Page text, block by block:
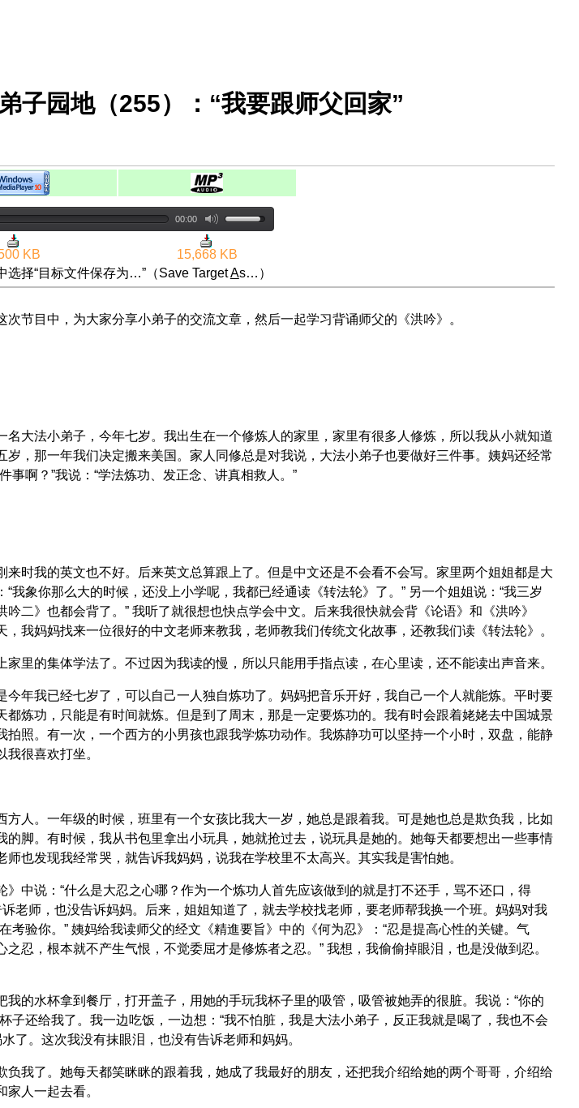
子园地（255）：“我要跟师父回家”
00:00
KB
15,668 KB
选择“目标文件保存为…”（Save TargetAs…）
节目中，为大家分享小弟子的交流文章，然后一起学习背诵师父的《洪吟》。
名大法小弟子，今年七岁。我出生在一个修炼人的家里，家里有很多人修炼，所以我从小就知道
，那一年我们决定搬来美国。家人同修总是对我说，大法小弟子也要做好三件事。姨妈还经常
事啊？”我说：“学法炼功、发正念、讲真相救人。”
来时我的英文也不好。后来英文总算跟上了。但是中文还是不会看不会写。家里两个姐姐都是大
我象你那么大的时候，还没上小学呢，我都已经通读《转法轮》了。” 另一个姐姐说：“我三岁
二》也都会背了。” 我听了就很想也快点学会中文。后来我很快就会背《论语》和《洪吟》
我妈妈找来一位很好的中文老师来教我，老师教我们传统文化故事，还教我们读《转法轮》。
里的集体学法了。不过因为我读的慢，所以只能用手指点读，在心里读，还不能读出声音来。
今年我已经七岁了，可以自己一人独自炼功了。妈妈把音乐开好，我自己一个人就能炼。平时要
都炼功，只能是有时间就炼。但是到了周末，那是一定要炼功的。我有时会跟着姥姥去中国城景
拍照。有一次，一个西方的小男孩也跟我学炼功动作。我炼静功可以坚持一个小时，双盘，能静
很喜欢打坐。
方人。一年级的时候，班里有一个女孩比我大一岁，她总是跟着我。可是她也总是欺负我，比如
的脚。有时候，我从书包里拿出小玩具，她就抢过去，说玩具是她的。她每天都要想出一些事情
也发现我经常哭，就告诉我妈妈，说我在学校里不太高兴。其实我是害怕她。
中说：“什么是大忍之心哪？作为一个炼功人首先应该做到的就是打不还手，骂不还口，得
老师，也没告诉妈妈。后来，姐姐知道了，就去学校找老师，要老师帮我换一个班。妈妈对我
考验你。” 姨妈给我读师父的经文《精進要旨》中的《何为忍》：“忍是提高心性的关键。气
忍，根本就不产生气恨，不觉委屈才是修炼者之忍。” 我想，我偷偷掉眼泪，也是没做到忍。
的水杯拿到餐厅，打开盖子，用她的手玩我杯子里的吸管，吸管被她弄的很脏。我说：“你的
子还给我了。我一边吃饭，一边想：“我不怕脏，我是大法小弟子，反正我就是喝了，我也不会
了。这次我没有抹眼泪，也没有告诉老师和妈妈。
负我了。她每天都笑眯眯的跟着我，她成了我最好的朋友，还把我介绍给她的两个哥哥，介绍给
人一起去看。